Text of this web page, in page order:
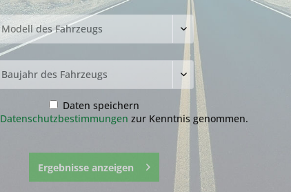
Fragen zum Artikel?
Artikel-Nr.:
Daten speichern
Datenschutzbestimmungen zur Kenntnis genommen.
Ergebnisse anzeigen